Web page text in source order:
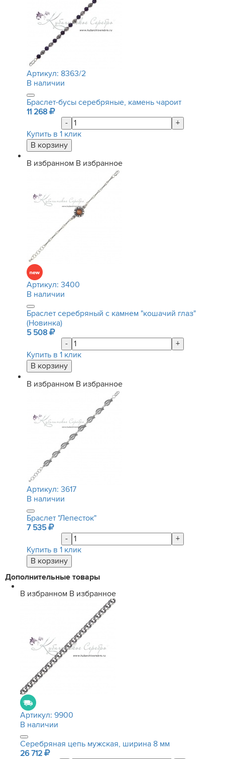
Артикул: 8363/2
В наличии
Браслет-бусы серебряные, камень чароит
11 268
-
+
Купить в 1 клик
В избранном В избранное
Артикул: 3400
В наличии
Браслет серебряный с камнем "кошачий глаз"
(Новинка)
5 508
-
+
Купить в 1 клик
В избранном В избранное
Артикул: 3617
В наличии
Браслет "Лепесток"
7 535
-
+
Купить в 1 клик
Дополнительные товары
В избранном В избранное
Артикул: 9900
В наличии
Серебряная цепь мужская, ширина 8 мм
26 712